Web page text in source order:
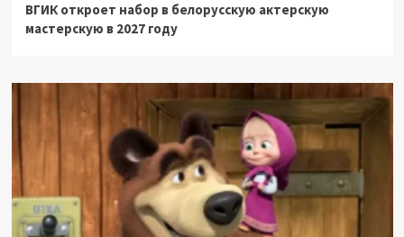
ВГИК откроет набор в белорусскую актерскую
мастерскую в 2027 году